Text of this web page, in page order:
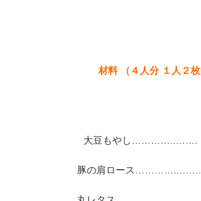
材料 （４人分 １人２枚
大豆もやし…………..…….
豚の肩ロース